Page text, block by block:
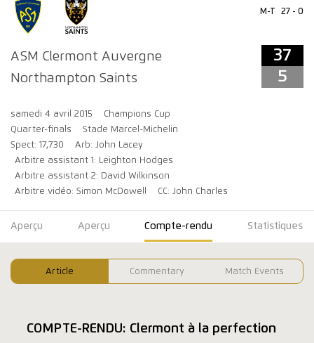
ASM Clermont Auvergne
Northampton Saints
M-T 27 - 0
37
5
samedi 4 avril 2015
Champions Cup
Quarter-finals
Stade Marcel-Michelin
Spect: 17,730
Arb: John Lacey
Arbitre assistant 1: Leighton Hodges
Arbitre assistant 2: David Wilkinson
Arbitre vidéo: Simon McDowell
CC: John Charles
Aperçu Aperçu Compte-rendu Statistiques
Article Commentary Match Events
COMPTE-RENDU: Clermont à la perfection